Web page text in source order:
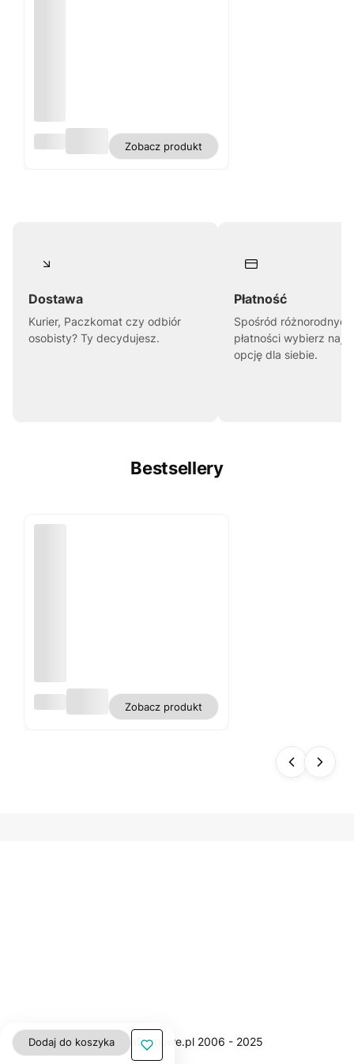
etka
Zobacz produkt
Dostawa
Kurier, Paczkomat czy odbiór
osobisty? Ty decydujesz.
Płatność
Spośród
płatności wybierz
opcję dla siebie.
Bestsellery
s
Zobacz produkt
Dodaj do koszyka